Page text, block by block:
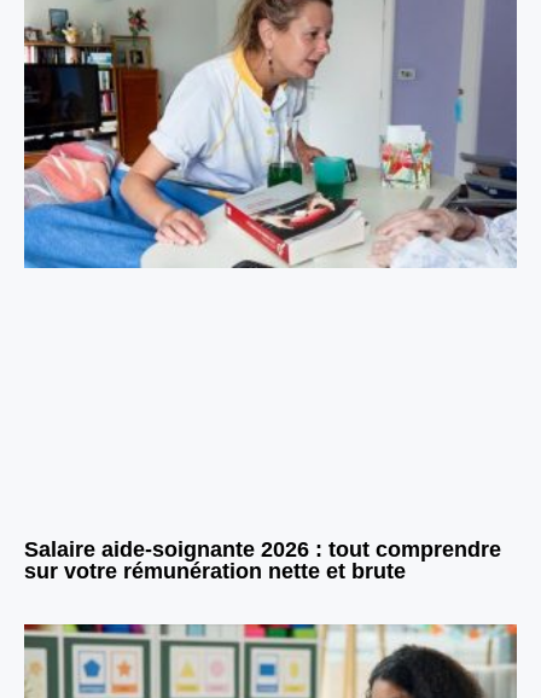
Salaire aide-soignante 2026 : tout comprendre
sur votre rémunération nette et brute